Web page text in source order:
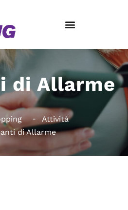
di Allarme
Attività
di Allarme